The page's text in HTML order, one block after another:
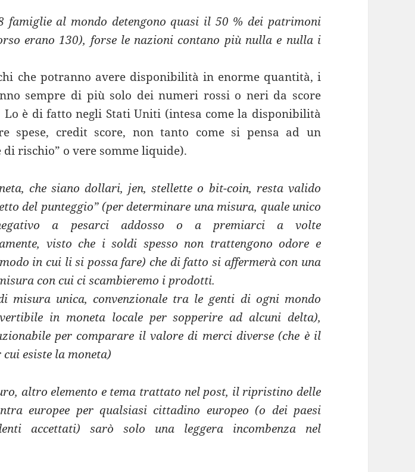
famiglie al mondo detengono quasi il 50 % dei patrimoni
erano 130), forse le nazioni contano più nulla e nulla i
che potranno avere disponibilità in enorme quantità, i
sempre di più solo dei numeri rossi o neri da score
Lo è di fatto negli Stati Uniti (intesa come la disponibilità
spese, credit score, non tanto come si pensa ad un
di rischio” o vere somme liquide).
che siano dollari, jen, stellette o bit-coin, resta valido
del punteggio” (per determinare una misura, quale unico
a pesarci addosso o a premiarci a volte
visto che i soldi spesso non trattengono odore e
in cui li si possa fare) che di fatto si affermerà con una
con cui ci scambieremo i prodotti.
misura unica, convenzionale tra le genti di ogni mondo
in moneta locale per sopperire ad alcuni delta),
per comparare il valore di merci diverse (che è il
esiste la moneta)
altro elemento e tema trattato nel post, il ripristino delle
europee per qualsiasi cittadino europeo (o dei paesi
accettati) sarò solo una leggera incombenza nel